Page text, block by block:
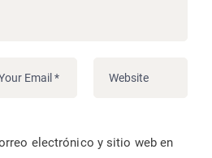
electrónico y sitio web en